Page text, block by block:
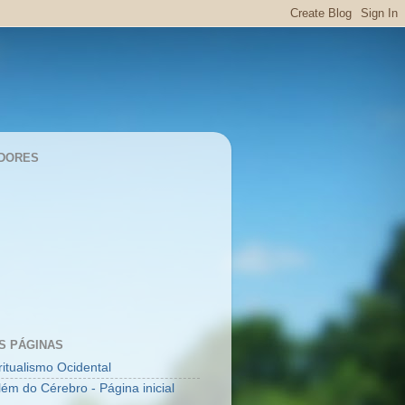
PÁGINAS
Ocidental
do Cérebro - Página inicial